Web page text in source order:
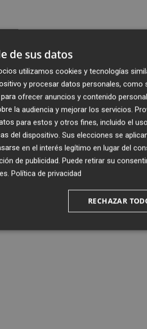
de sus datos
utilizamos cookies y tecnologías
y procesar datos personales, como
ofrecer anuncios y contenido
la audiencia y mejorar los servicios.
para estos y otros fines, incluido el
del dispositivo. Sus elecciones se
en el interés legítimo en lugar del
de publicidad. Puede retirar su
. Política de privacidad
RECHAZAR